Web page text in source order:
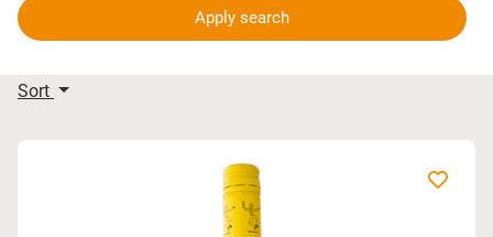
Apply search
Displaying results
Sort